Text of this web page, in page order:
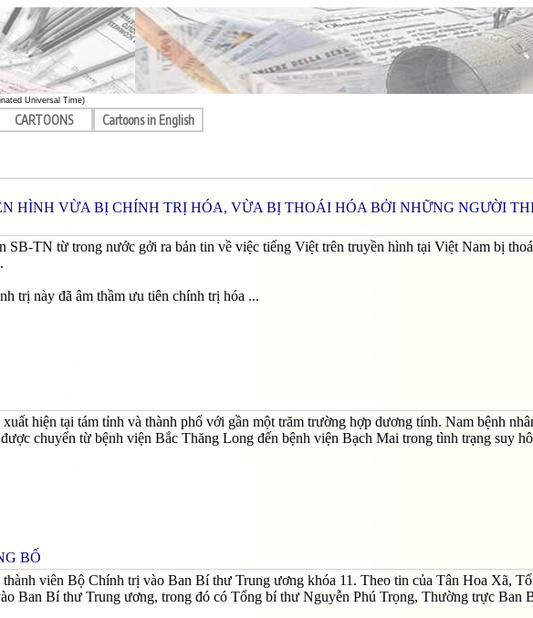
Universal Time)
CARTOONS Cartoons in English
HÌNH VỪA BỊ CHÍNH TRỊ HÓA, VỪA BỊ THOÁI HÓA BỞI NHỮNG NGƯỜI
TN từ trong nước gởi ra bản tin về việc tiếng Việt trên truyền hình tại Việt Nam bị
trị này đã âm thầm ưu tiên chính trị hóa ...
hiện tại tám tỉnh và thành phố với gần một trăm trường hợp dương tính. Nam bệnh
chuyển từ bệnh viện Bắc Thăng Long đến bệnh viện Bạch Mai trong tình trạng suy
BỐ
viên Bộ Chính trị vào Ban Bí thư Trung ương khóa 11. Theo tin của Tân Hoa Xã,
Ban Bí thư Trung ương, trong đó có Tổng bí thư Nguyễn Phú Trọng, Thường trực Ban